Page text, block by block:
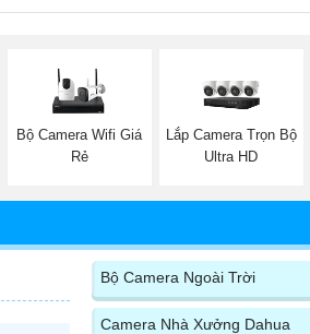
Bộ Camera Wifi Giá
Rẻ
Lắp Camera Trọn Bộ
Ultra HD
Bộ Camera Ngoài Trời
Camera Nhà Xưởng Dahua